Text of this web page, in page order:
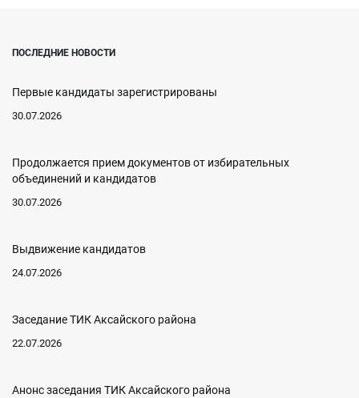
ПОСЛЕДНИЕ НОВОСТИ
Первые кандидаты зарегистрированы
30.07.2026
Продолжается прием документов от избирательных
объединений и кандидатов
30.07.2026
Выдвижение кандидатов
24.07.2026
Заседание ТИК Аксайского района
22.07.2026
Анонс заседания ТИК Аксайского района